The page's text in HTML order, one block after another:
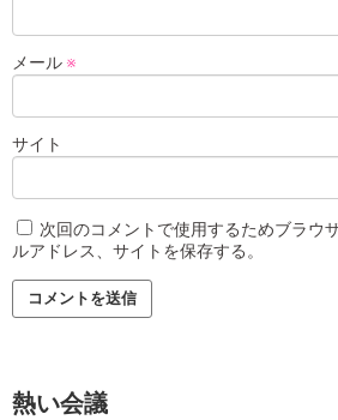
メール ※
サイト
次回のコメントで使用するためブラウ
ルアドレス、サイトを保存する。
熱い会議